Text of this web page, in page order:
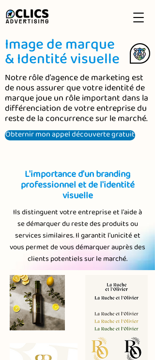
Image de marque
& Identité visuelle
Notre rôle d'agence de marketing est
de nous assurer que votre identité de
marque joue un rôle important dans la
différenciation de votre entreprise du
reste de la concurrence sur le marché.
Obternir mon appel découverte gratuit
L'importance d'un branding
professionnel et de l'identité
visuelle
Ils distinguent votre entreprise et l'aide à
se démarquer du reste des produits ou
services similaires. Il garantit l'unicité et
vous permet de vous démarquer auprès des
clients potentiels sur le marché.